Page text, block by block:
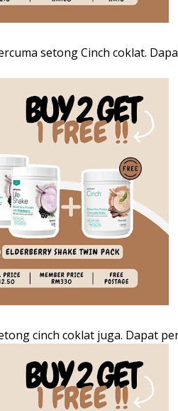
setong Cinch coklat.
cinch coklat juga. Dapat